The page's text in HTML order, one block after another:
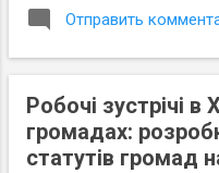
громад,
місяців
корисної
заради
працюють
проєктом
Отправить
Робочі зустрічі в
громадах:
статутів громад